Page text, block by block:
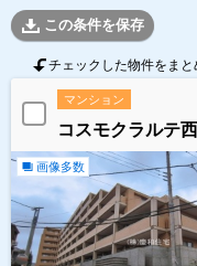
この条件を保存
チェックした物件をまと
マンション
コスモクラルテ
画像多数